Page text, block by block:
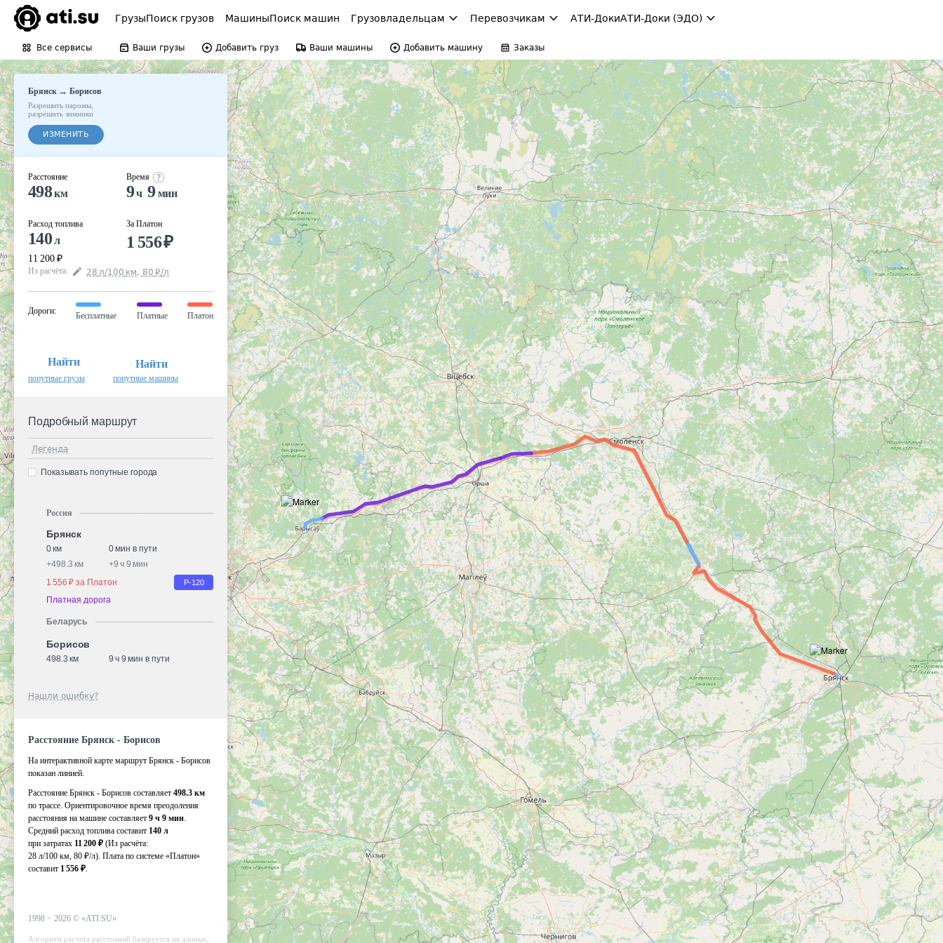
ГрузыПоиск грузов МашиныПоиск машин Грузовладельцам Перевозчикам АТИ-ДокиАТИ-Доки (ЭДО)
Все сервисы Ваши грузы Добавить груз Ваши машины Добавить машину Заказы
Брянск→Борисов
Разрешить паромы
разрешить зимники
ИЗМЕНИТЬ
Расстояние
498км
Расход топлива
140л
11 200 ₽
Время
9ч 9мин
За Платон
1 556₽
Из расчёта: 28 л/100 км, 80 ₽/л
Дороги:
Бесплатные Платные Платон
Найти
попутные грузы
Найти
попутные машины
Подробный маршрут
Легенда
Показывать попутные города
Россия
Брянск
0 км
0 мин в пути
+498.3 км +9 ч 9 мин
1 556 ₽ за Платон
Р-120
Платная дорога
Беларусь
Борисов
498.3 км 9 ч 9 мин в пути
Нашли ошибку?
Расстояние Брянск - Борисов
На интерактивной карте маршрут Брянск - Борисов
показан линией.
Расстояние Брянск - Борисов составляет 498.3 км
по трассе. Ориентировочное время преодоления
расстояния на машине составляет 9 ч 9 мин.
Средний расход топлива составит 140 л
при затратах 11 200 ₽ (Из расчёта:
28 л/100 км, 80 ₽/л). Плата по системе «Платон»
составит 1 556 ₽.
1998 − 2026 © «ATI.SU»
Алгоритм расчета расстояний базируется на данных,